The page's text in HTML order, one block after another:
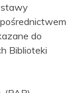
do
Biblioteki